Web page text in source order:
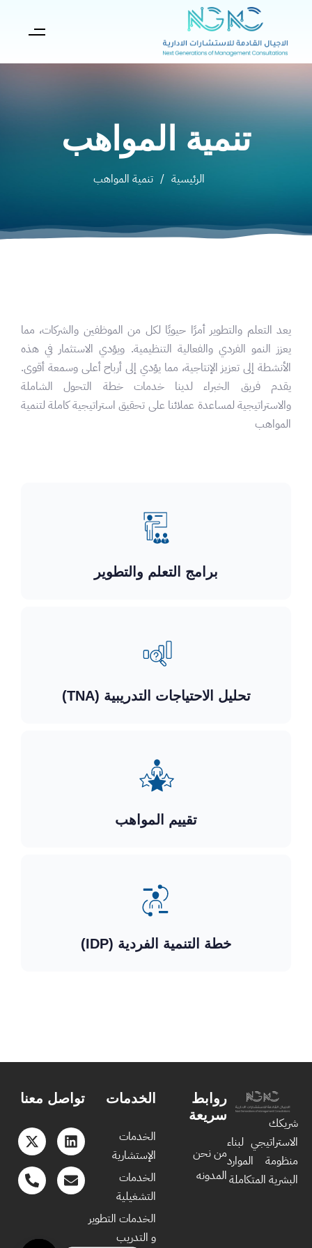
تنمية المواهب
الرئيسية / تنمية المواهب
يعد التعلم والتطوير أمرًا حيويًا لكل من الموظفين والشركات، مما
يعزز النمو الفردي والفعالية التنظيمية. ويؤدي الاستثمار في هذه
الأنشطة إلى تعزيز الإنتاجية، مما يؤدي إلى أرباح أعلى وسمعة أقوى.
يقدم فريق الخبراء لدينا خدمات خطة التحول الشاملة
والاستراتيجية لمساعدة عملائنا على تحقيق استراتيجية كاملة لتنمية
المواهب
برامج التعلم والتطوير
تحليل الاحتياجات التدريبية (TNA)
تقييم المواهب
خطة التنمية الفردية (IDP)
شريكك
الاستراتيجي لبناء
منظومة الموارد
البشرية المتكاملة
روابط
سريعة
من نحن
المدونه
الخدمات
الخدمات
الإستشارية
الخدمات
التشغيلية
الخدمات التطوير
و التدريب
تواصل معنا